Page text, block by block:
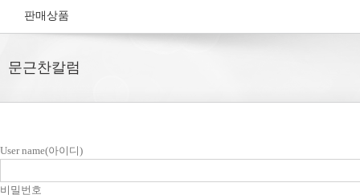
판매상품
문근찬칼럼
User name(아이디)
비밀번호